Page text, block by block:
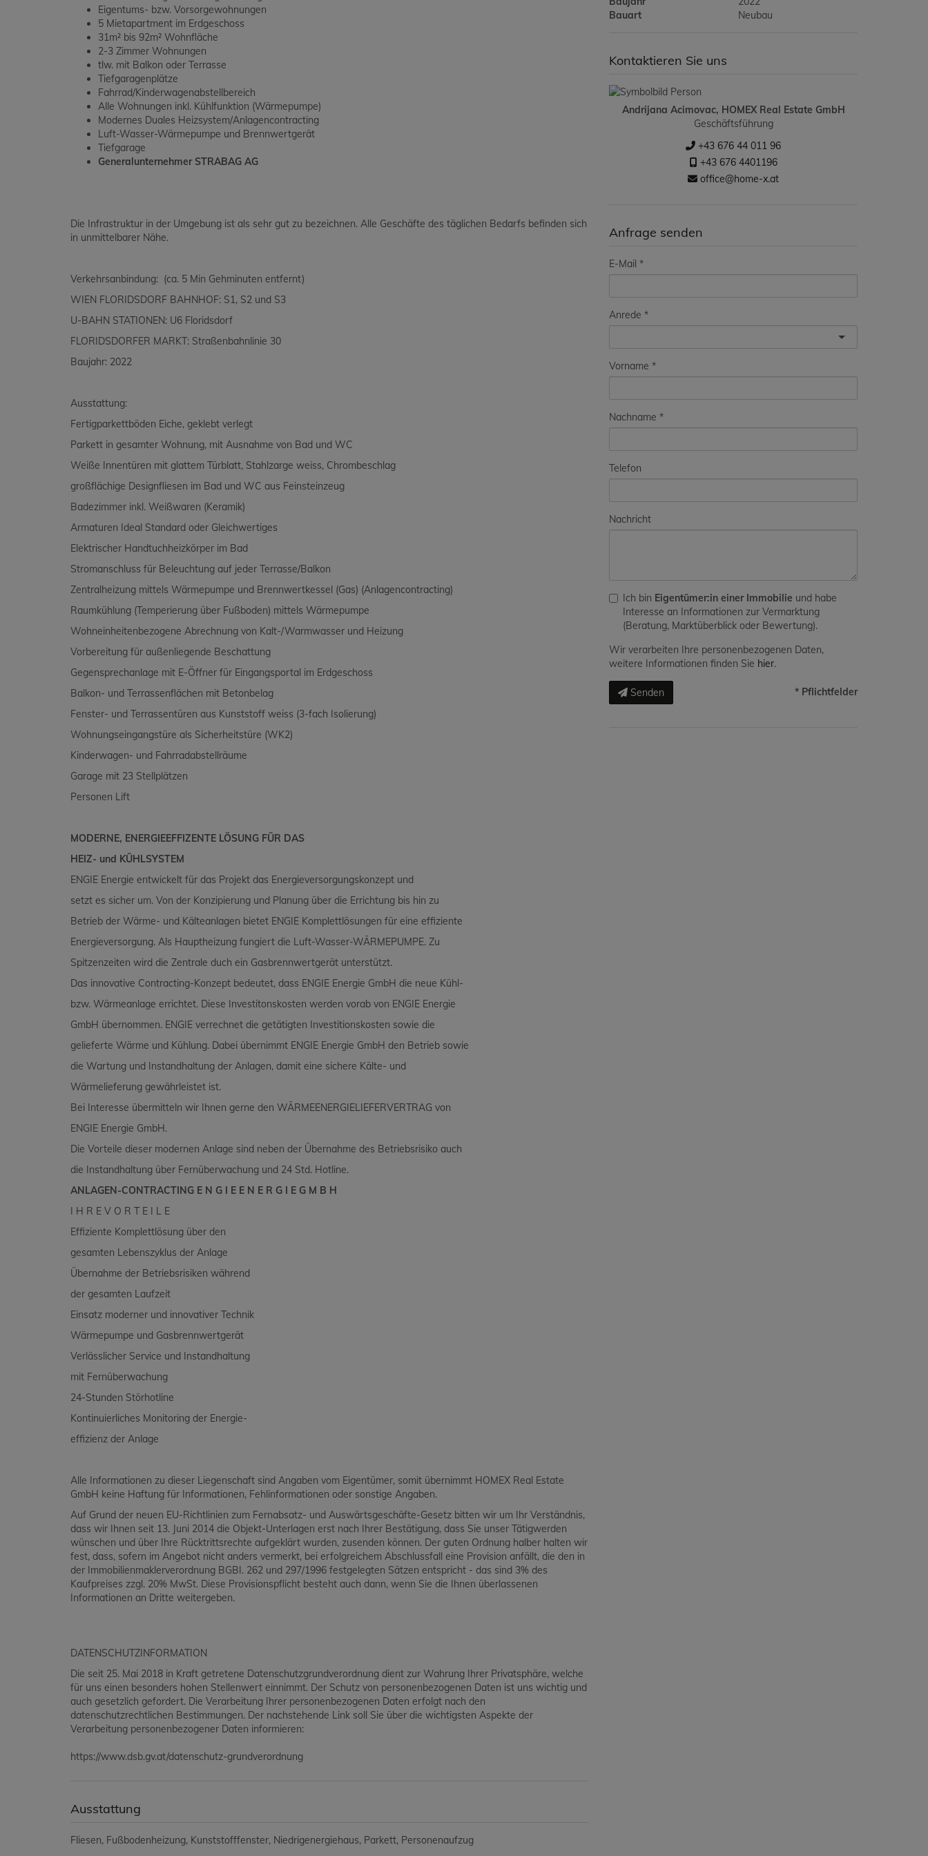
Eigentums- bzw. Vorsorgewohnungen
5 Mietapartment im Erdgeschoss
31m² bis 92m² Wohnfläche
2-3 Zimmer Wohnungen
tlw. mit Balkon oder Terrasse
Tiefgaragenplätze
Fahrrad/Kinderwagenabstellbereich
Alle Wohnungen inkl. Kühlfunktion (Wärmepumpe)
Modernes Duales Heizsystem/Anlagencontracting
Luft-Wasser-Wärmepumpe und Brennwertgerät
Tiefgarage
Generalunternehmer STRABAG AG
Die Infrastruktur in der Umgebung ist als sehr gut zu bezeichnen. Alle Geschäfte des täglichen Bedarfs befinden sich
in unmittelbarer Nähe.
Verkehrsanbindung: (ca. 5 Min Gehminuten entfernt)
WIEN FLORIDSDORF BAHNHOF: S1, S2 und S3
U-BAHN STATIONEN: U6 Floridsdorf
FLORIDSDORFER MARKT: Straßenbahnlinie 30
Baujahr: 2022
Ausstattung:
Fertigparkettböden Eiche, geklebt verlegt
Parkett in gesamter Wohnung, mit Ausnahme von Bad und WC
Weiße Innentüren mit glattem Türblatt, Stahlzarge weiss, Chrombeschlag
großflächige Designfliesen im Bad und WC aus Feinsteinzeug
Badezimmer inkl. Weißwaren (Keramik)
Armaturen Ideal Standard oder Gleichwertiges
Elektrischer Handtuchheizkörper im Bad
Stromanschluss für Beleuchtung auf jeder Terrasse/Balkon
Zentralheizung mittels Wärmepumpe und Brennwertkessel (Gas) (Anlagencontracting)
Raumkühlung (Temperierung über Fußboden) mittels Wärmepumpe
Wohneinheitenbezogene Abrechnung von Kalt-/Warmwasser und Heizung
Vorbereitung für außenliegende Beschattung
Gegensprechanlage mit E-Öffner für Eingangsportal im Erdgeschoss
Balkon- und Terrassenflächen mit Betonbelag
Fenster- und Terrassentüren aus Kunststoff weiss (3-fach Isolierung)
Wohnungseingangstüre als Sicherheitstüre (WK2)
Kinderwagen- und Fahrradabstellräume
Garage mit 23 Stellplätzen
Personen Lift
MODERNE, ENERGIEEFFIZENTE LÖSUNG FÜR DAS
HEIZ- und KÜHLSYSTEM
ENGIE Energie entwickelt für das Projekt das Energieversorgungskonzept und
setzt es sicher um. Von der Konzipierung und Planung über die Errichtung bis hin zu
Betrieb der Wärme- und Kälteanlagen bietet ENGIE Komplettlösungen für eine effiziente
Energieversorgung. Als Hauptheizung fungiert die Luft-Wasser-WÄRMEPUMPE. Zu
Spitzenzeiten wird die Zentrale duch ein Gasbrennwertgerät unterstützt.
Das innovative Contracting-Konzept bedeutet, dass ENGIE Energie GmbH die neue Kühl-
bzw. Wärmeanlage errichtet. Diese Investitonskosten werden vorab von ENGIE Energie
GmbH übernommen. ENGIE verrechnet die getätigten Investitionskosten sowie die
gelieferte Wärme und Kühlung. Dabei übernimmt ENGIE Energie GmbH den Betrieb sowie
die Wartung und Instandhaltung der Anlagen, damit eine sichere Kälte- und
Wärmelieferung gewährleistet ist.
Bei Interesse übermitteln wir Ihnen gerne den WÄRMEENERGIELIEFERVERTRAG von
ENGIE Energie GmbH.
Die Vorteile dieser modernen Anlage sind neben der Übernahme des Betriebsrisiko auch
die Instandhaltung über Fernüberwachung und 24 Std. Hotline.
ANLAGEN-CONTRACTING E N G I E E N E R G I E G M B H
I H R E V O R T E I L E
Effiziente Komplettlösung über den
gesamten Lebenszyklus der Anlage
Übernahme der Betriebsrisiken während
der gesamten Laufzeit
Einsatz moderner und innovativer Technik
Wärmepumpe und Gasbrennwertgerät
Verlässlicher Service und Instandhaltung
mit Fernüberwachung
24-Stunden Störhotline
Kontinuierliches Monitoring der Energie-
effizienz der Anlage
Alle Informationen zu dieser Liegenschaft sind Angaben vom Eigentümer, somit übernimmt HOMEX Real Estate
GmbH keine Haftung für Informationen, Fehlinformationen oder sonstige Angaben.
Auf Grund der neuen EU-Richtlinien zum Fernabsatz- und Auswärtsgeschäfte-Gesetz bitten wir um Ihr Verständnis,
dass wir Ihnen seit 13. Juni 2014 die Objekt-Unterlagen erst nach Ihrer Bestätigung, dass Sie unser Tätigwerden
wünschen und über Ihre Rücktrittsrechte aufgeklärt wurden, zusenden können. Der guten Ordnung halber halten wir
fest, dass, sofern im Angebot nicht anders vermerkt, bei erfolgreichem Abschlussfall eine Provision anfällt, die den in
der Immobilienmaklerverordnung BGBI. 262 und 297/1996 festgelegten Sätzen entspricht - das sind 3% des
Kaufpreises zzgl. 20% MwSt. Diese Provisionspflicht besteht auch dann, wenn Sie die Ihnen überlassenen
Informationen an Dritte weitergeben.
DATENSCHUTZINFORMATION
Die seit 25. Mai 2018 in Kraft getretene Datenschutzgrundverordnung dient zur Wahrung Ihrer Privatsphäre, welche
für uns einen besonders hohen Stellenwert einnimmt. Der Schutz von personenbezogenen Daten ist uns wichtig und
auch gesetzlich gefordert. Die Verarbeitung Ihrer personenbezogenen Daten erfolgt nach den
datenschutzrechtlichen Bestimmungen. Der nachstehende Link soll Sie über die wichtigsten Aspekte der
Verarbeitung personenbezogener Daten informieren:
https://www.dsb.gv.at/datenschutz-grundverordnung
Ausstattung
Fliesen Fußbodenheizung Kunststofffenster Niedrigenergiehaus Parkett Personenaufzug
Bauart
Neubau
Kontaktieren Sie uns
Andrijana Acimovac, HOMEX Real Estate GmbH
Geschäftsführung
+43 676 44 011 96
+43 676 4401196
office@home-x.at
Anfrage senden
E-Mail
Anrede
Vorname
Nachname
Telefon
Nachricht
Ich bin Eigentümer:in einer Immobilie und habe
Interesse an Informationen zur Vermarktung
(Beratung, Marktüberblick oder Bewertung).
Wir verarbeiten Ihre personenbezogenen Daten,
weitere Informationen finden Sie hier.
Senden * Pflichtfelder